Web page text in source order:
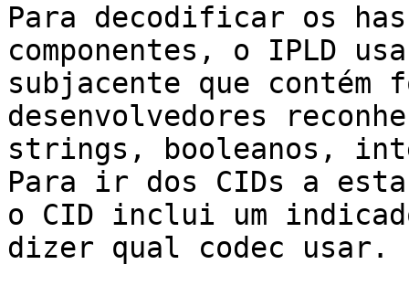
Para decodificar os
componentes, o IPLD
subjacente que contém
desenvolvedores
strings, booleanos,
Para ir dos CIDs a
o CID inclui um
dizer qual codec usar.